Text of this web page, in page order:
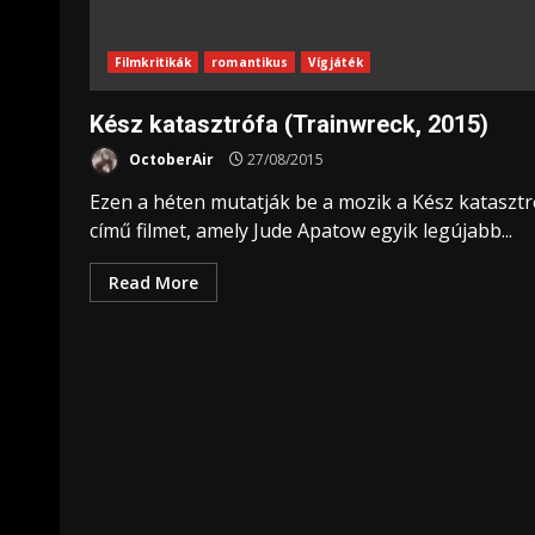
Filmkritikák romantikus Vígjáték
Kész katasztrófa (Trainwreck, 2015)
OctoberAir 27/08/2015
Ezen a héten mutatják be a mozik a Kész
című filmet, amely Jude Apatow egyik legújabb...
Read More